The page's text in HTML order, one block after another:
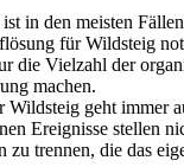
in den meisten
für Wildsteig
die Vielzahl der
machen.
geht immer
Ereignisse stellen
trennen, die das